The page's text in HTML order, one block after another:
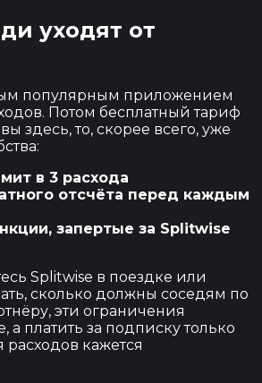
уходят от
популярным приложением
Потом бесплатный тариф
здесь, то, скорее всего, уже
в 3 расхода
отсчёта перед каждым
запертые за Splitwise
Splitwise в поездке или
сколько должны соседям по
эти ограничения
платить за подписку только
кажется